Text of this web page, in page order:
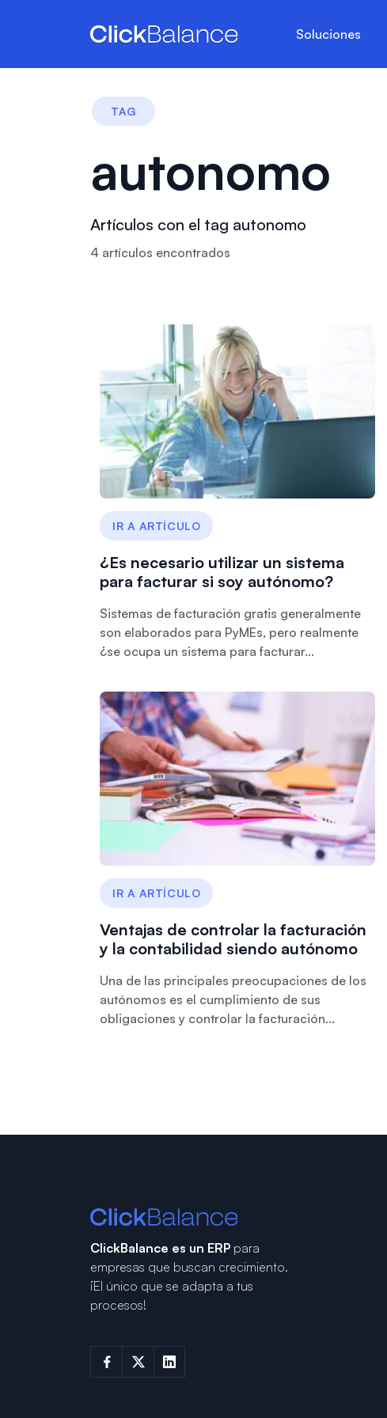
Soluciones
TAG
autonomo
Artículos con el tag autonomo
4 artículos encontrados
IR A ARTÍCULO
¿Es necesario utilizar un sistema
para facturar si soy autónomo?
Sistemas de facturación gratis generalmente
son elaborados para PyMEs, pero realmente
¿se ocupa un sistema para facturar...
IR A ARTÍCULO
Ventajas de controlar la facturación
y la contabilidad siendo autónomo
Una de las principales preocupaciones de los
autónomos es el cumplimiento de sus
obligaciones y controlar la facturación...
ClickBalance es un ERP para
empresas que buscan crecimiento.
¡El único que se adapta a tus
procesos!